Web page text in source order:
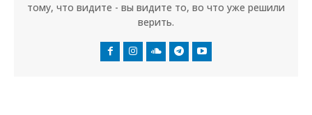
тому, что видите - вы видите то, во что уже решили
верить.